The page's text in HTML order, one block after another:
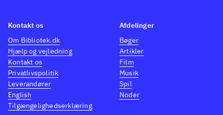
også være med. Der er 9
udmærkede tutorials, som dog
kun er videoer, der viser
spillets funktioner, uden
mulighed for at afprøve
funktionerne samtidig. Der er
talrige muligheder for at vælge
Kontakt os
Om Bibliotek.dk
Hjælp og vejledning
Kontakt os
Privatlivspolitik
Leverandører
English
Tilgængelighedserklæring
Afdelinger
Bøger
Artikler
Film
Musik
Spil
Noder